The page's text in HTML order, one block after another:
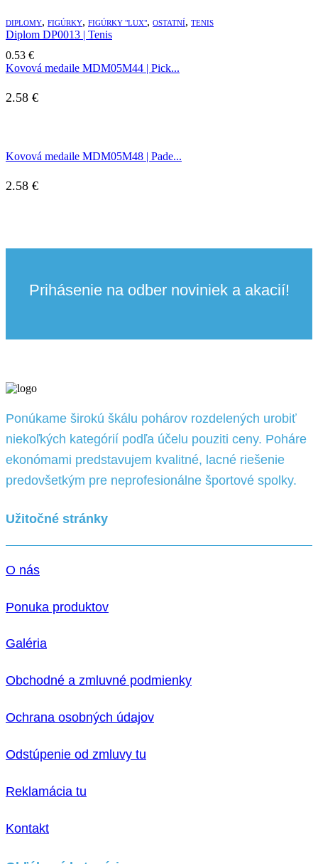
DIPLOMY, FIGÚRKY, FIGÚRKY "LUX", OSTATNÍ, TENIS
Diplom DP0013 | Tenis
0.53 €
Kovová medaile MDM05M44 | Pick...
2.58 €
Kovová medaile MDM05M48 | Pade...
2.58 €
Prihásenie na odber noviniek a akacií!
Ponúkame širokú škálu pohárov rozdelených urobiť
niekoľkých kategórií podľa účelu pouziti ceny. Poháre
ekonómami predstavujem kvalitné, lacné riešenie
predovšetkým pre neprofesionálne športové spolky.
Užitočné stránky
O nás
Ponuka produktov
Galéria
Obchodné a zmluvné podmienky
Ochrana osobných údajov
Odstúpenie od zmluvy tu
Reklamácia tu
Kontakt